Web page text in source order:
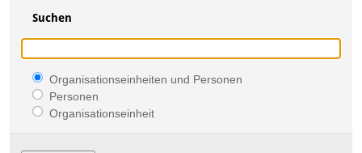
Suchen
Organisationseinheiten und Personen
Personen
Organisationseinheit